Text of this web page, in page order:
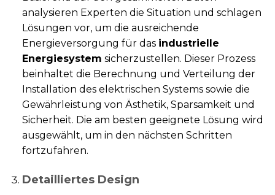
analysieren Experten die Situation und schlagen
Lösungen vor, um die ausreichende
Energieversorgung für das industrielle
Energiesystem sicherzustellen. Dieser Prozess
beinhaltet die Berechnung und Verteilung der
Installation des elektrischen Systems sowie die
Gewährleistung von Ästhetik, Sparsamkeit und
Sicherheit. Die am besten geeignete Lösung wird
ausgewählt, um in den nächsten Schritten
fortzufahren.
Detailliertes Design